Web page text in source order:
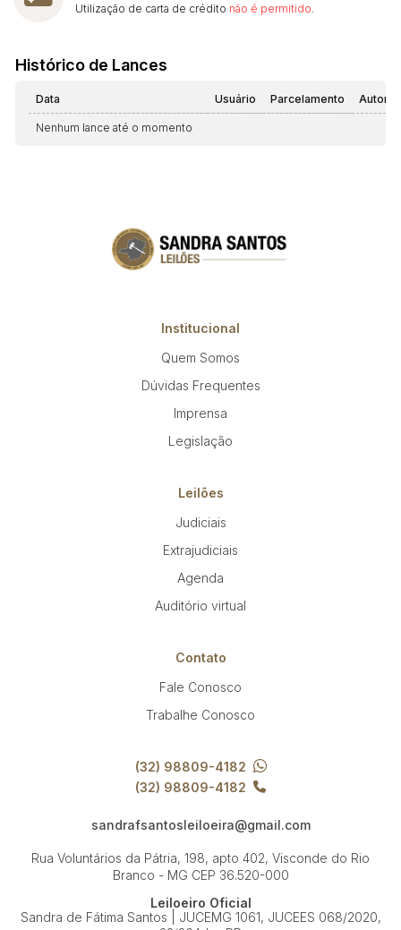
Utilização de carta de crédito não é permitido
Histórico de Lances
Data Usuário Parcelamento
Nenhum lance até o momento
Institucional
Quem Somos
Dúvidas Frequentes
Imprensa
Legislação
Leilões
Judiciais
Extrajudiciais
Agenda
Auditório virtual
Contato
Fale Conosco
Trabalhe Conosco
(32) 98809-4182
(32) 98809-4182
sandrafsantosleiloeira@gmail.com
Rua Voluntários da Pátria, 198, apto 402, Visconde do Rio
Branco - MG CEP 36.520-000
Leiloeiro Oficial
Sandra de Fátima Santos | JUCEMG 1061, JUCEES 068/2020,